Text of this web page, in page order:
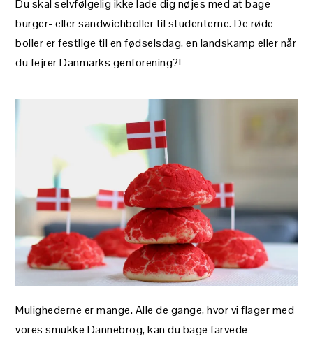
Du skal selvfølgelig ikke lade dig nøjes med at bage
burger- eller sandwichboller til studenterne. De røde
boller er festlige til en fødselsdag, en landskamp eller når
du fejrer Danmarks genforening?!
Mulighederne er mange. Alle de gange, hvor vi flager med
vores smukke Dannebrog, kan du bage farvede